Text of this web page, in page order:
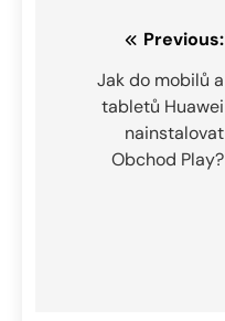
Navigace
pro
příspěvek
Previous:
Jak do mobilů a
tabletů Huawei
nainstalovat
Obchod Play?